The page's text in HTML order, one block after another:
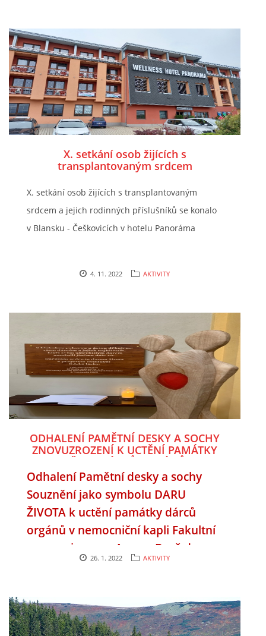
X. setkání osob žijících s
transplantovaným srdcem
X. setkání osob žijících s transplantovaným
srdcem a jejich rodinných příslušníků se konalo
v Blansku - Češkovicích v hotelu Panoráma
4. 11. 2022 AKTIVITY
ODHALENÍ PAMĚTNÍ DESKY A SOCHY
ZNOVUZROZENÍ K UCTĚNÍ PAMÁTKY
VŠECH DÁRCŮ ORGÁNŮ
Odhalení Pamětní desky a sochy
Souznění jako symbolu DARU
ŽIVOTA k uctění památky dárců
orgánů v nemocniční kapli Fakultní
nemocnice
u sv. Anny v Brně dne
21. června 2021
26. 1. 2022 AKTIVITY